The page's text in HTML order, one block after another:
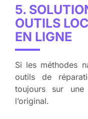
5.
OUTILS
EN LIGNE
Si les méthodes
outils de
toujours sur
l’original.